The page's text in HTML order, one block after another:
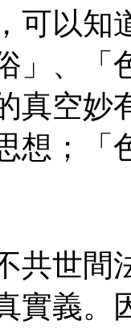
以知
」、「
真空妙
想；「
世間
實義。